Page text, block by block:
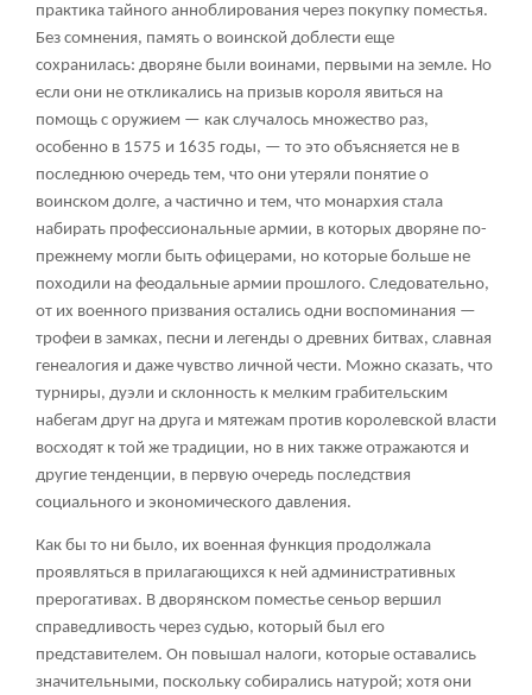
практика тайного анноблирования через покупку поместья.
Без сомнения, память о воинской доблести еще
сохранилась: дворяне были воинами, первыми на земле. Но
если они не откликались на призыв короля явиться на
помощь с оружием — как случалось множество раз,
особенно в 1575 и 1635 годы, — то это объясняется не в
последнюю очередь тем, что они утеряли понятие о
воинском долге, а частично и тем, что монархия стала
набирать профессиональные армии, в которых дворяне по-
прежнему могли быть офицерами, но которые больше не
походили на феодальные армии прошлого. Следовательно,
от их военного призвания остались одни воспоминания —
трофеи в замках, песни и легенды о древних битвах, славная
генеалогия и даже чувство личной чести. Можно сказать, что
турниры, дуэли и склонность к мелким грабительским
набегам друг на друга и мятежам против королевской власти
восходят к той же традиции, но в них также отражаются и
другие тенденции, в первую очередь последствия
социального и экономического давления.
Как бы то ни было, их военная функция продолжала
проявляться в прилагающихся к ней административных
прерогативах. В дворянском поместье сеньор вершил
справедливость через судью, который был его
представителем. Он повышал налоги, которые оставались
значительными, поскольку собирались натурой; хотя они